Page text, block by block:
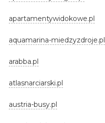
apartamentywidokowe.pl
aquamarina-miedzyzdroje.pl
arabba.pl
atlasnarciarski.pl
austria-busy.pl